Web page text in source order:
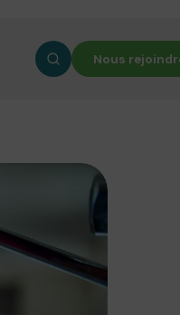
Nous